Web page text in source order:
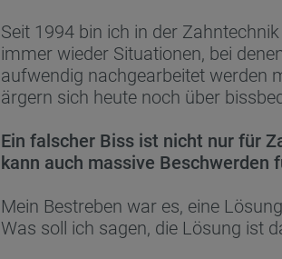
Seit 1994 bin ich in der
immer wieder Situationen, bei
aufwendig nachgearbeitet werden
ärgern sich heute noch über
Ein falscher Biss ist nicht nur für
kann auch massive Beschwerden
Mein Bestreben war es, eine
Was soll ich sagen, die Lösung ist